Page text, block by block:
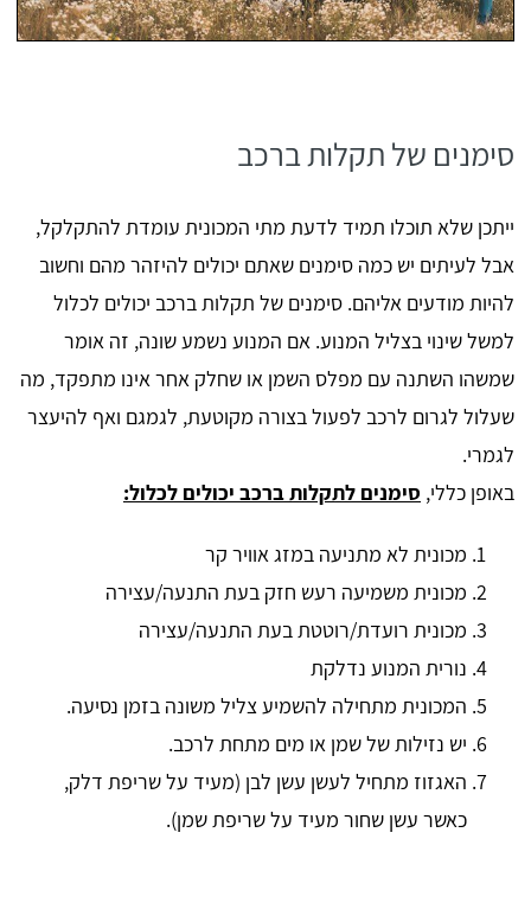
סימנים של תקלות ברכב
ייתכן שלא תוכלו תמיד לדעת מתי המכונית עומדת להתקלקל,
אבל לעיתים יש כמה סימנים שאתם יכולים להיזהר מהם וחשוב
להיות מודעים אליהם. סימנים של תקלות ברכב יכולים לכלול
למשל שינוי בצליל המנוע. אם המנוע נשמע שונה, זה אומר
שמשהו השתנה עם מפלס השמן או שחלק אחר אינו מתפקד, מה
שעלול לגרום לרכב לפעול בצורה מקוטעת, לגמגם ואף להיעצר
לגמרי.
באופן כללי, סימנים לתקלות ברכב יכולים לכלול:
מכונית לא מתניעה במזג אוויר קר
מכונית משמיעה רעש חזק בעת התנעה/עצירה
מכונית רועדת/רוטטת בעת התנעה/עצירה
נורית המנוע נדלקת
המכונית מתחילה להשמיע צליל משונה בזמן נסיעה.
יש נזילות של שמן או מים מתחת לרכב.
האגזוז מתחיל לעשן עשן לבן (מעיד על שריפת דלק,
כאשר עשן שחור מעיד על שריפת שמן).